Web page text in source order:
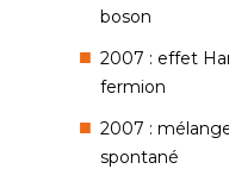
boson
2007 : effet
fermion
2007 :
spontané